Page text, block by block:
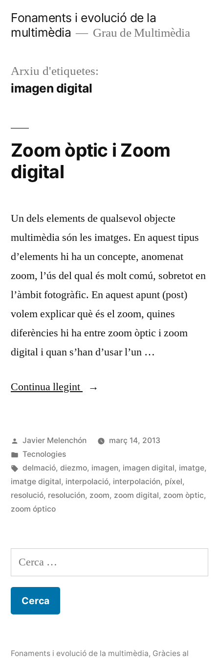
Fonaments i evolució de la
multimèdia
Grau de Multimèdia
Arxiu d'etiquetes:
imagen digital
Zoom òptic i Zoom
digital
Un dels elements de qualsevol objecte
multimèdia són les imatges. En aquest tipus
d’elements hi ha un concepte, anomenat
zoom, l’ús del qual és molt comú, sobretot en
l’àmbit fotogràfic. En aquest apunt (post)
volem explicar què és el zoom, quines
diferències hi ha entre zoom òptic i zoom
digital i quan s’han d’usar l’un …
Continua llegint
«Zoom
Zoom
digital»
Publicat
per
Javier Melenchón
març 14, 2013
Publicat
en
Tecnologies
Etiquetes:
delmació, diezmo, imagen, imagen digital, imatge,
imatge digital, interpolació, interpolación, píxel,
resolució, resolución, zoom, zoom digital, zoom òptic,
zoom óptico
Cerca:
Fonaments i evolució de la multimèdia, Gràcies al